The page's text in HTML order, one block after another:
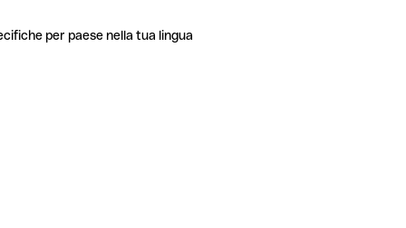
per paese nella tua lingua